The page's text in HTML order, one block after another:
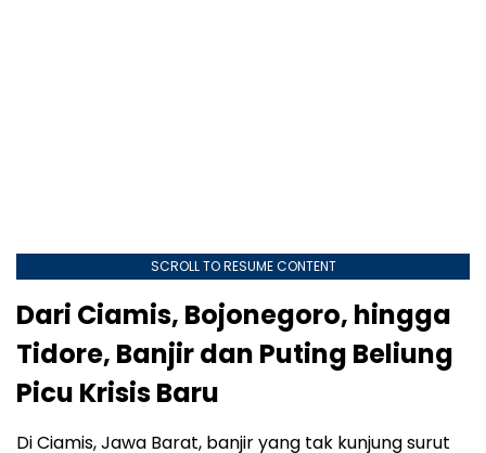
SCROLL TO RESUME CONTENT
Dari Ciamis, Bojonegoro, hingga
Tidore, Banjir dan Puting Beliung
Picu Krisis Baru
Di Ciamis, Jawa Barat, banjir yang tak kunjung surut